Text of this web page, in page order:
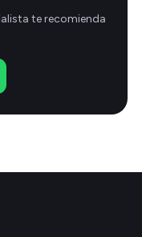
te recomienda